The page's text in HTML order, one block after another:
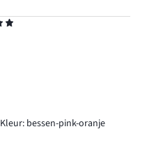
Kleur: bessen-pink-oranje